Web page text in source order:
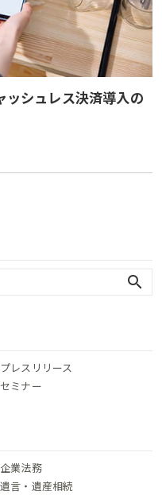
ッシュレス決済導入の
search
プレスリリース
セミナー
企業法務
遺言・遺産相続